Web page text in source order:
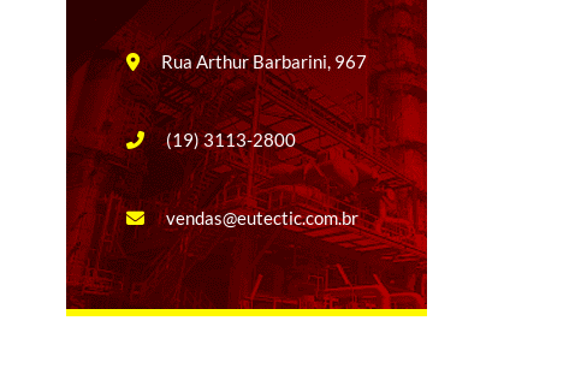
Rua Arthur Barbarini, 967
(19) 3113-2800
vendas@eutectic.com.br